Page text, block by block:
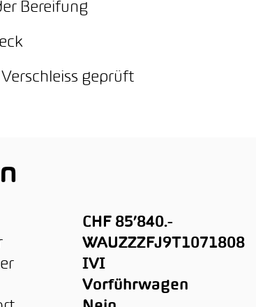
Bereifung
geprüft
CHF 85’840.-
WAUZZZFJ9T1071808
IVI
Vorführwagen